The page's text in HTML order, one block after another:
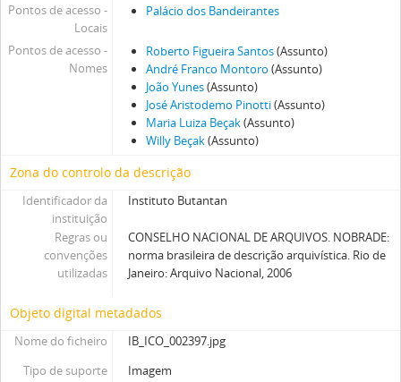
Pontos de acesso -
Locais
Palácio dos Bandeirantes
Pontos de acesso -
Nomes
Roberto Figueira Santos(Assunto)
André Franco Montoro (Assunto)
João Yunes(Assunto)
José Aristodemo Pinotti(Assunto)
Maria Luiza Beçak(Assunto)
Willy Beçak(Assunto)
Zona do controlo da descrição
Identificador da
instituição
Instituto Butantan
Regras ou
convenções
utilizadas
CONSELHO NACIONAL DE ARQUIVOS. NOBRADE:
norma brasileira de descrição arquivística. Rio de
Janeiro: Arquivo Nacional, 2006
Objeto digital metadados
Nome do ficheiro
IB_ICO_002397.jpg
Tipo de suporte
Imagem